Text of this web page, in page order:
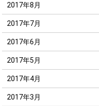
2017年8月
2017年7月
2017年6月
2017年5月
2017年4月
2017年3月